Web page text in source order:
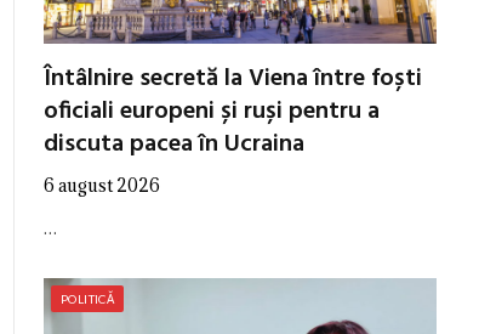
Întâlnire secretă la Viena între foști
oficiali europeni și ruși pentru a
discuta pacea în Ucraina
6 august 2026
…
POLITICĂ